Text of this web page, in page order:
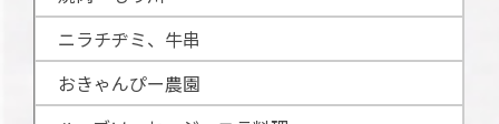
ニラチヂミ、牛串
おきゃんぴー農園